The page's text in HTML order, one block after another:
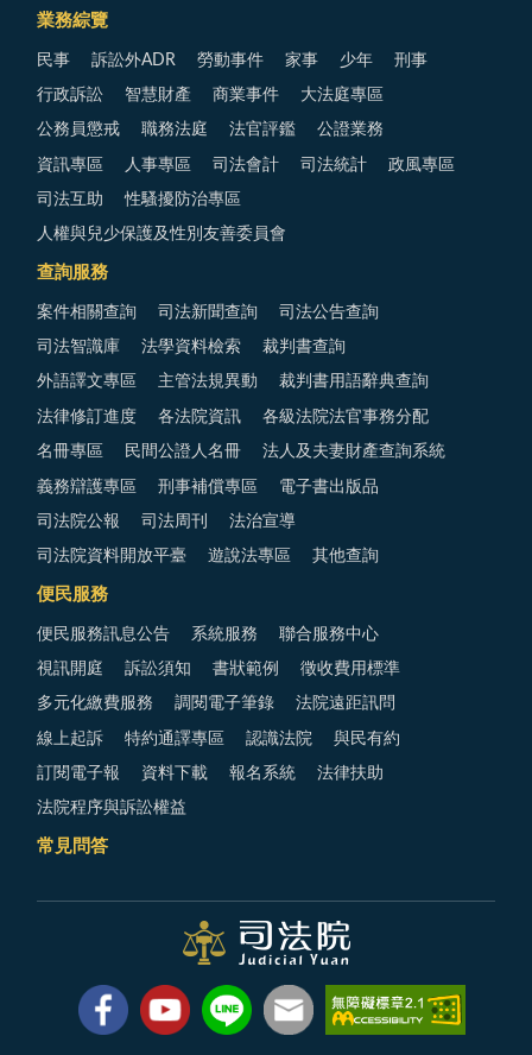
業務綜覽
民事 訴訟外ADR 勞動事件 家事 少年 刑事
行政訴訟 智慧財產 商業事件 大法庭專區
公務員懲戒 職務法庭 法官評鑑 公證業務
資訊專區 人事專區 司法會計 司法統計 政風專區
司法互助 性騷擾防治專區
人權與兒少保護及性別友善委員會
查詢服務
案件相關查詢 司法新聞查詢 司法公告查詢
司法智識庫 法學資料檢索 裁判書查詢
外語譯文專區 主管法規異動 裁判書用語辭典查詢
法律修訂進度 各法院資訊 各級法院法官事務分配
名冊專區 民間公證人名冊 法人及夫妻財產查詢系統
義務辯護專區 刑事補償專區 電子書出版品
司法院公報 司法周刊 法治宣導
司法院資料開放平臺 遊說法專區 其他查詢
便民服務
便民服務訊息公告 系統服務 聯合服務中心
視訊開庭 訴訟須知 書狀範例 徵收費用標準
多元化繳費服務 調閱電子筆錄 法院遠距訊問
線上起訴 特約通譯專區 認識法院 與民有約
訂閱電子報 資料下載 報名系統 法律扶助
法院程序與訴訟權益
常見問答